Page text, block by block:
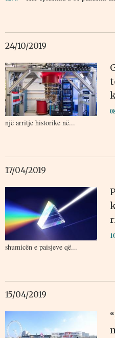
24/10/2019
një arritje historike në...
17/04/2019
shumicën e paisjeve që...
15/04/2019